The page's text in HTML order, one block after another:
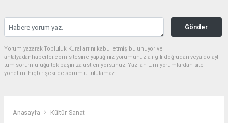
Gönder
Yorum yazarak Topluluk Kuralları’nı kabul etmiş bulunuyor ve
antalyadanhaberler.com sitesine yaptığınız yorumunuzla ilgili doğrudan veya dolaylı
tüm sorumluluğu tek başınıza üstleniyorsunuz. Yazılan tüm yorumlardan site
yönetimi hiçbir şekilde sorumlu tutulamaz.
Anasayfa Kültür-Sanat